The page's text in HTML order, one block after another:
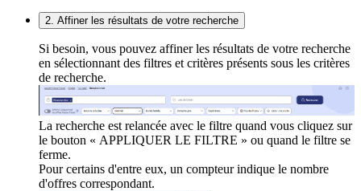
2. Affiner les résultats de votre recherche
Si besoin, vous pouvez affiner les résultats de votre recherche
en sélectionnant des filtres et critères présents sous les critères
de recherche.
La recherche est relancée avec le filtre quand vous cliquez sur
le bouton « APPLIQUER LE FILTRE » ou quand le filtre se
ferme.
Pour certains d'entre eux, un compteur indique le nombre
d'offres correspondant.